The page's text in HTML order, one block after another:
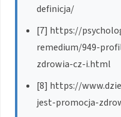
definicja/
[7] https://
remedium/949-
zdrowia-cz-i.html
[8] https://
jest-promocja-